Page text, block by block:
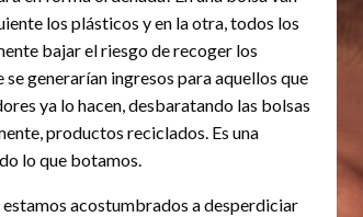
los plásticos y en la otra, todos los
bajar el riesgo de recoger los
generarían ingresos para aquellos que
ya lo hacen, desbaratando las bolsas
productos reciclados. Es una
lo que botamos.
estamos acostumbrados a desperdiciar